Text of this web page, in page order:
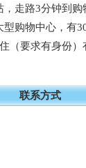
走路3分钟到
购物中心，有
（要求有身份
联系方式